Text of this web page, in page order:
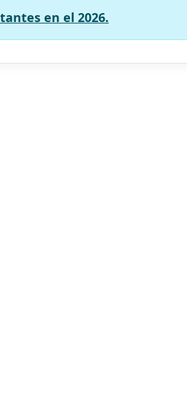
en el 2026.